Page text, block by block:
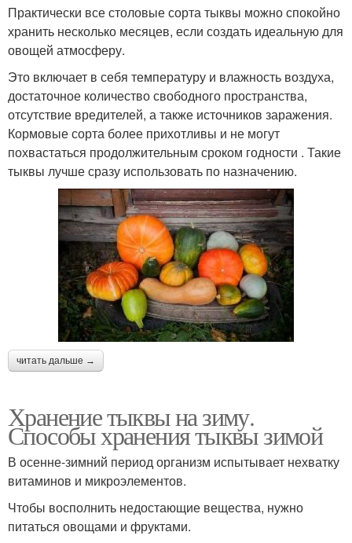
Практически все столовые сорта тыквы можно спокойно
хранить несколько месяцев, если создать идеальную для
овощей атмосферу.
Это включает в себя температуру и влажность воздуха,
достаточное количество свободного пространства,
отсутствие вредителей, а также источников заражения.
Кормовые сорта более прихотливы и не могут
похвастаться продолжительным сроком годности . Такие
тыквы лучше сразу использовать по назначению.
читать дальше →
Хранение тыквы на зиму.
Способы хранения тыквы зимой
В осенне-зимний период организм испытывает нехватку
витаминов и микроэлементов.
Чтобы восполнить недостающие вещества, нужно
питаться овощами и фруктами.